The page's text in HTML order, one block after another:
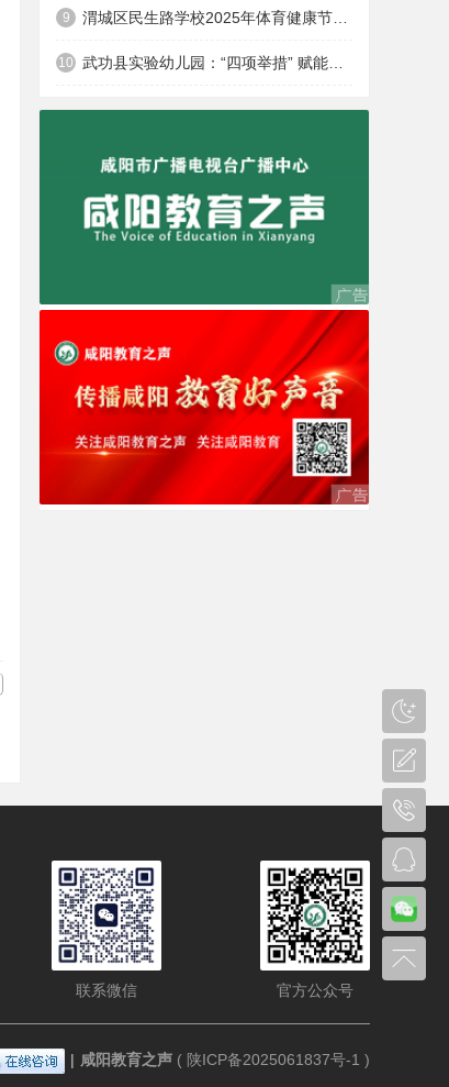
9
10
官方公众号
联系微信
| 咸阳教育之声 ( 陕ICP备2025061837号-1 )